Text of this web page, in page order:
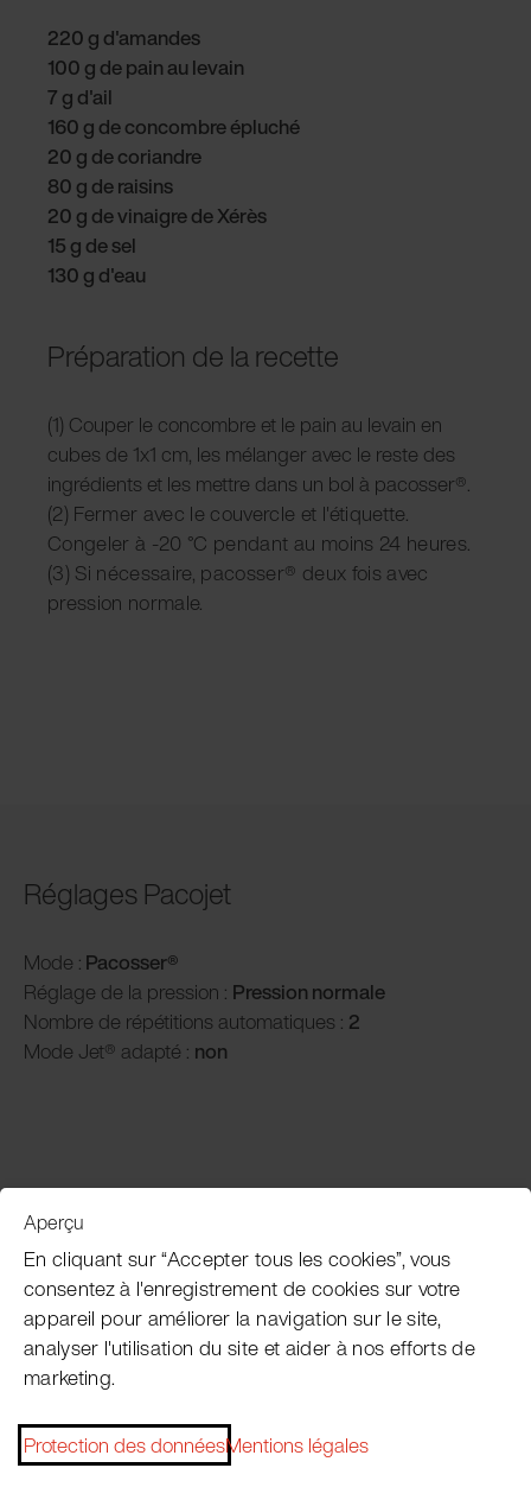
220 g d'amandes
100 g de pain au levain
7 g d'ail
160 g de concombre épluché
20 g de coriandre
80 g de raisins
20 g de vinaigre de Xérès
15 g de sel
130 g d'eau
Préparation de la recette
(1) Couper le concombre et le pain au levain en
cubes de 1x1 cm, les mélanger avec le reste des
ingrédients et les mettre dans un bol à pacosser®.
(2) Fermer avec le couvercle et l'étiquette.
Congeler à -20 °C pendant au moins 24 heures.
(3) Si nécessaire, pacosser® deux fois avec
pression normale.
Réglages Pacojet
Mode : Pacosser®
Réglage de la pression : Pression normale
Nombre de répétitions automatiques : 2
Mode Jet® adapté : non
Subscribe Pacojet Newsletter
Would you like to be regularly updated on news, event
Aperçu
En cliquant sur “Accepter tous les cookies”, vous
consentez à l'enregistrement de cookies sur votre
appareil pour améliorer la navigation sur le site,
analyser l'utilisation du site et aider à nos efforts de
marketing.
Protection des donnéesMentions légales